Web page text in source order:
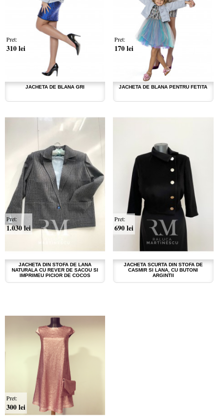
JACHETA DE BLANA GRI
Pret:
310 lei
JACHETA DE BLANA PENTRU FETITA
Pret:
170 lei
JACHETA DIN STOFA DE LANA
NATURALA CU REVER DE SACOU SI
IMPRIMEU PICIOR DE COCOS
Pret:
1.030 lei
JACHETA SCURTA DIN STOFA DE
CASMIR SI LANA, CU BUTONI
ARGINTII
Pret:
690 lei
Pret:
300 lei